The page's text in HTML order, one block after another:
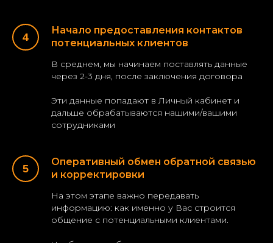
Начало предоставления контактов
потенциальных клиентов
В среднем, мы начинаем поставлять данные
через 2-3 дня, после заключения договора
Эти данные попадают в Личный кабинет и
дальше обрабатываются нашими/вашими
сотрудниками
Оперативный обмен обратной связью
и корректировки
На этом этапе важно передавать
информацию: как именно у Вас строится
общение с потенциальными клиентами.